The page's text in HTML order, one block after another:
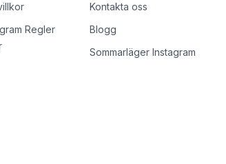
Regler
Kontakta oss
Blogg
Sommarläger Instagram